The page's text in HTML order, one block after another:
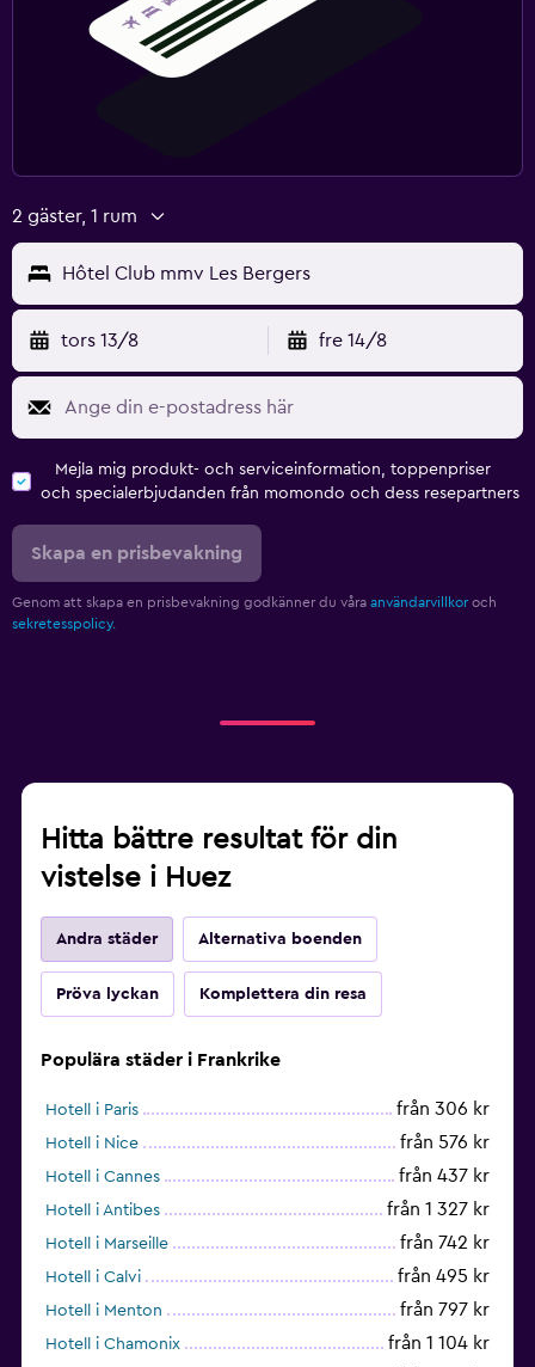
2 gäster, 1 rum
Hôtel Club mmv Les Bergers
tors 13/8 fre 14/8
Mejla mig produkt- och serviceinformation, toppenpriser
och specialerbjudanden från momondo och dess resepartners
Skapa en prisbevakning
Genom att skapa en prisbevakning godkänner du våra användarvillkor och
sekretesspolicy.
Hitta bättre resultat för din
vistelse i Huez
Andra städer Alternativa boenden
Pröva lyckan Komplettera din resa
Populära städer i Frankrike
Hotell i Paris från 306 kr
Hotell i Nice från 576 kr
Hotell i Cannes från 437 kr
Hotell i Antibes från 1 327 kr
Hotell i Marseille från 742 kr
Hotell i Calvi från 495 kr
Hotell i Menton från 797 kr
Hotell i Chamonix från 1 104 kr